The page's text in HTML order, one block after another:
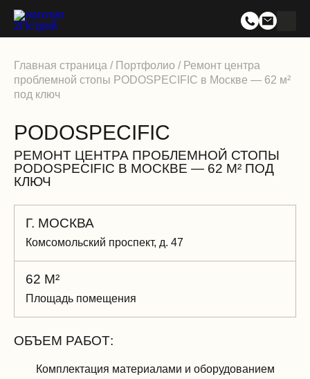
Главная страница / Портфолио / Ремонт центра
проблемной стопы PODOSPECIFIC в Москве — 62 м²
под ключ
PODOSPECIFIC
РЕМОНТ ЦЕНТРА ПРОБЛЕМНОЙ СТОПЫ
PODOSPECIFIC В МОСКВЕ — 62 М² ПОД
КЛЮЧ
62 М²
Площадь помещения
Г. МОСКВА
Комсомольский проспект, д. 47
ОБЪЕМ РАБОТ:
Комплектация материалами и оборудованием